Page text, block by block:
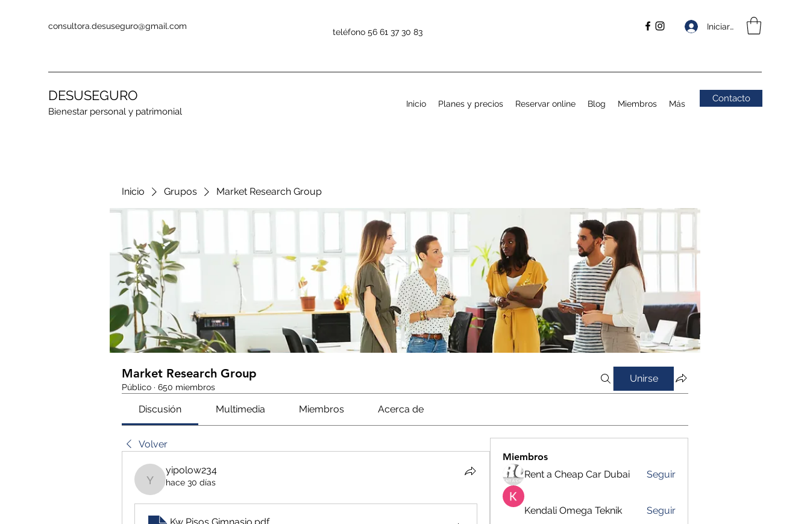
consultora.desuseguro@gmail.com Iniciar sesión
teléfono 56 61 37 30 83
DESUSEGURO
Bienestar personal y patrimonial
Inicio Planes y precios Reservar online Blog Miembros Más Contacto
Inicio Grupos Market Research Group
Market Research Group
Público · 650 miembros
Unirse
Discusión Multimedia Miembros Acerca de
Volver
yipolow234
yipolow234
hace 30 días
Miembros
Rent a Cheap Car Dubai
Seguir
Kendali Omega Teknik Seguir